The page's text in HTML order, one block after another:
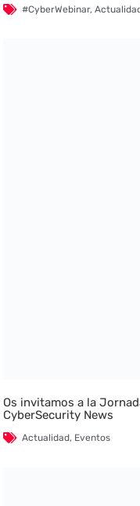
#CyberWebinar,
Os invitamos a la
CyberSecurity News
Actualidad, Eventos